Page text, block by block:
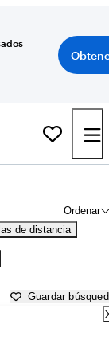
Ordenar
de distancia
Guardar